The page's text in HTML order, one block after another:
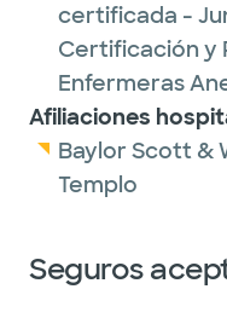
certificada -
Certificación y
Enfermeras
Afiliaciones
Baylor Scott &
Templo
Seguros